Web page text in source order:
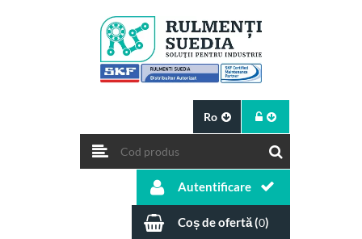
Ro
Autentificare
Coș de ofertă (0)